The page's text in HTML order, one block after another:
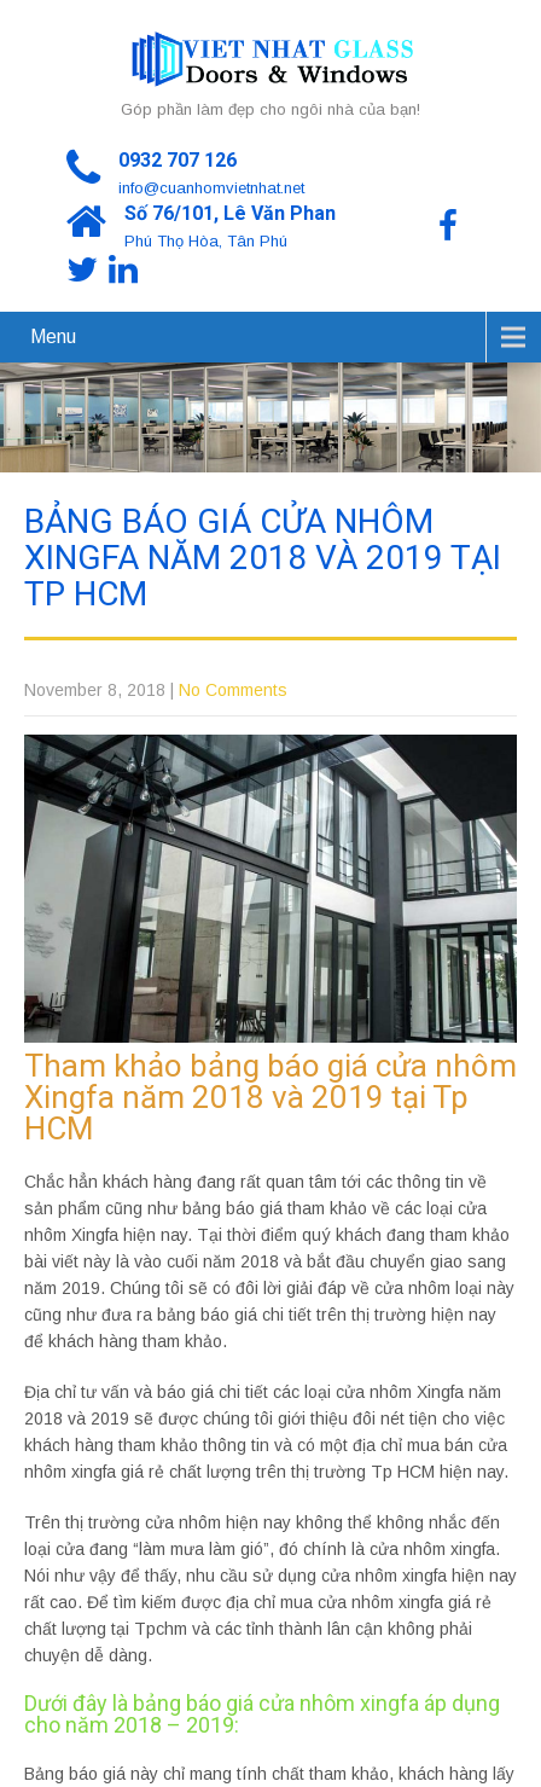
Góp phần làm đẹp cho ngôi nhà của bạn!
0932 707 126
info@cuanhomvietnhat.net
Số 76/101, Lê Văn Phan
Phú Thọ Hòa, Tân Phú
Menu
BẢNG BÁO GIÁ CỬA NHÔM
XINGFA NĂM 2018 VÀ 2019 TẠI
TP HCM
November 8, 2018 | No Comments
Tham khảo bảng báo giá cửa nhôm
Xingfa năm 2018 và 2019 tại Tp
HCM
Chắc hẳn khách hàng đang rất quan tâm tới các thông tin về
sản phẩm cũng như bảng báo giá tham khảo về các loại cửa
nhôm Xingfa hiện nay. Tại thời điểm quý khách đang tham khảo
bài viết này là vào cuối năm 2018 và bắt đầu chuyển giao sang
năm 2019. Chúng tôi sẽ có đôi lời giải đáp về cửa nhôm loại này
cũng như đưa ra bảng báo giá chi tiết trên thị trường hiện nay
để khách hàng tham khảo.
Địa chỉ tư vấn và báo giá chi tiết các loại cửa nhôm Xingfa năm
2018 và 2019 sẽ được chúng tôi giới thiệu đôi nét tiện cho việc
khách hàng tham khảo thông tin và có một địa chỉ mua bán cửa
nhôm xingfa giá rẻ chất lượng trên thị trường Tp HCM hiện nay.
Trên thị trường cửa nhôm hiện nay không thể không nhắc đến
loại cửa đang “làm mưa làm gió”, đó chính là cửa nhôm xingfa.
Nói như vậy để thấy, nhu cầu sử dụng cửa nhôm xingfa hiện nay
rất cao. Để tìm kiếm được địa chỉ mua cửa nhôm xingfa giá rẻ
chất lượng tại Tpchm và các tỉnh thành lân cận không phải
chuyện dễ dàng.
Dưới đây là bảng báo giá cửa nhôm xingfa áp dụng
cho năm 2018 – 2019:
Bảng báo giá này chỉ mang tính chất tham khảo, khách hàng lấy